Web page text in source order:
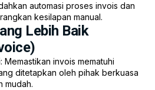
automasi proses invois dan
kesilapan manual.
Lebih Baik
: Memastikan invois mematuhi
ditetapkan oleh pihak berkuasa
mudah.